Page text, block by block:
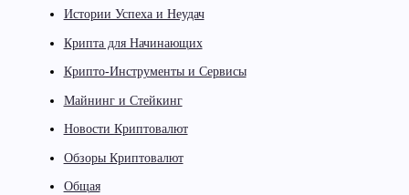
Истории Успеха и Неудач
Крипта для Начинающих
Крипто-Инструменты и Сервисы
Майнинг и Стейкинг
Новости Криптовалют
Обзоры Криптовалют
Общая